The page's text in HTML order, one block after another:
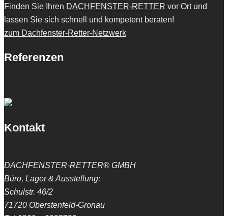
Finden Sie Ihren DACHFENSTER-RETTER vor Ort und
lassen Sie sich schnell und kompetent beraten!
zum Dachfenster-Retter-Netzwerk
Referenzen
Kontakt
DACHFENSTER-RETTER® GMBH
Büro, Lager & Ausstellung:
Schulstr. 46/2
71720 Oberstenfeld-Gronau